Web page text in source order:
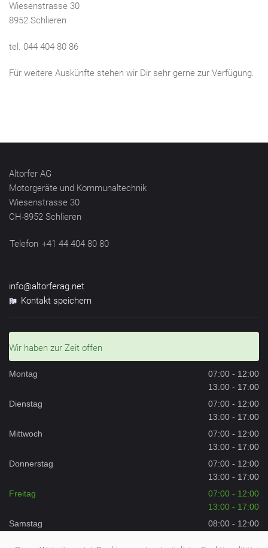
Wiesenstrasse 30
8952 Schlieren
tel. 044 404 80 86
Für weitere Auskünfte stehen wir Dir sehr gerne zur Verfügung.
Altorfer AG
Motorgeräte und Kommunaltechnik
Wiesenstrasse 30
CH-8952 Schlieren
Telefon +41 44 404 80 80
info@altorferag.net
Kontakt speichern
Wir haben zur Zeit offen
Montag
07:00 - 12:00
13:00 - 17:00
Dienstag
07:00 - 12:00
13:00 - 17:00
Mittwoch
07:00 - 12:00
13:00 - 17:00
Donnerstag
07:00 - 12:00
13:00 - 17:00
Freitag
07:00 - 12:00
13:00 - 17:00
Samstag
08:00 - 12:00